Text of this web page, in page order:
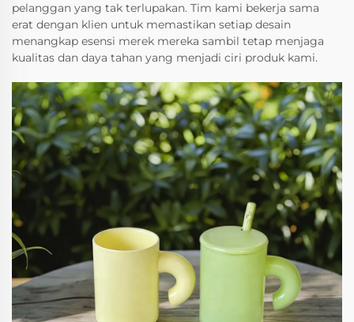
pelanggan yang tak terlupakan. Tim kami bekerja sama
erat dengan klien untuk memastikan setiap desain
menangkap esensi merek mereka sambil tetap menjaga
kualitas dan daya tahan yang menjadi ciri produk kami.